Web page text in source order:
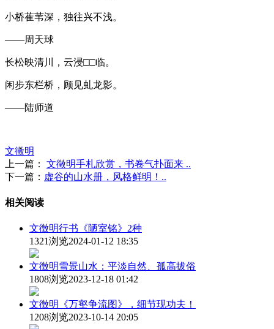
小桥萑苇深，独往兴不浅。
——周天球
长松映清川，云浸□□临。
闲步东栏桥，顾见虬龙影。
——陆师道
文徵明
上一篇：
文徵明手札欣赏，书卷气扑面来 ..
下一篇： 虚谷的山水册，风格鲜明！..
相关阅读
文徵明行书《陋室铭》2种
1321浏览2024-01-12 18:35
文徵明雪景山水：平淡自然、孤高拔俗
1808浏览2023-12-18 01:42
文徵明《万壑争流图》，细节现功夫！
1208浏览2023-10-14 20:05